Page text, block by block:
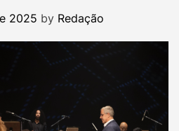
2025 by Redação